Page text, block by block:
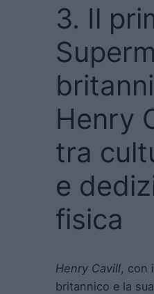
3. Il
Henry
tra
e
fisica
Henry Cavill, con
britannico e la